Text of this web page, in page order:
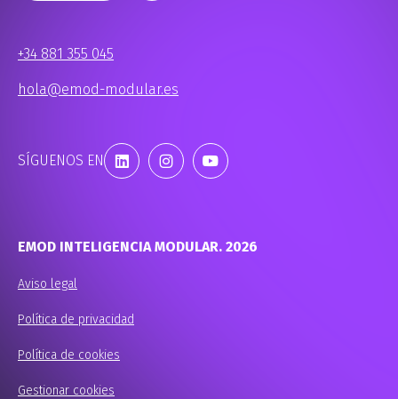
+34 881 355 045
hola@emod-modular.es
SÍGUENOS EN
EMOD INTELIGENCIA MODULAR. 2026
Aviso legal
Política de privacidad
Política de cookies
Gestionar cookies